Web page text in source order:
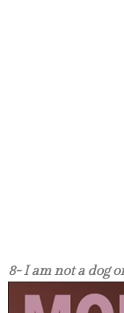
8- I am not a dog